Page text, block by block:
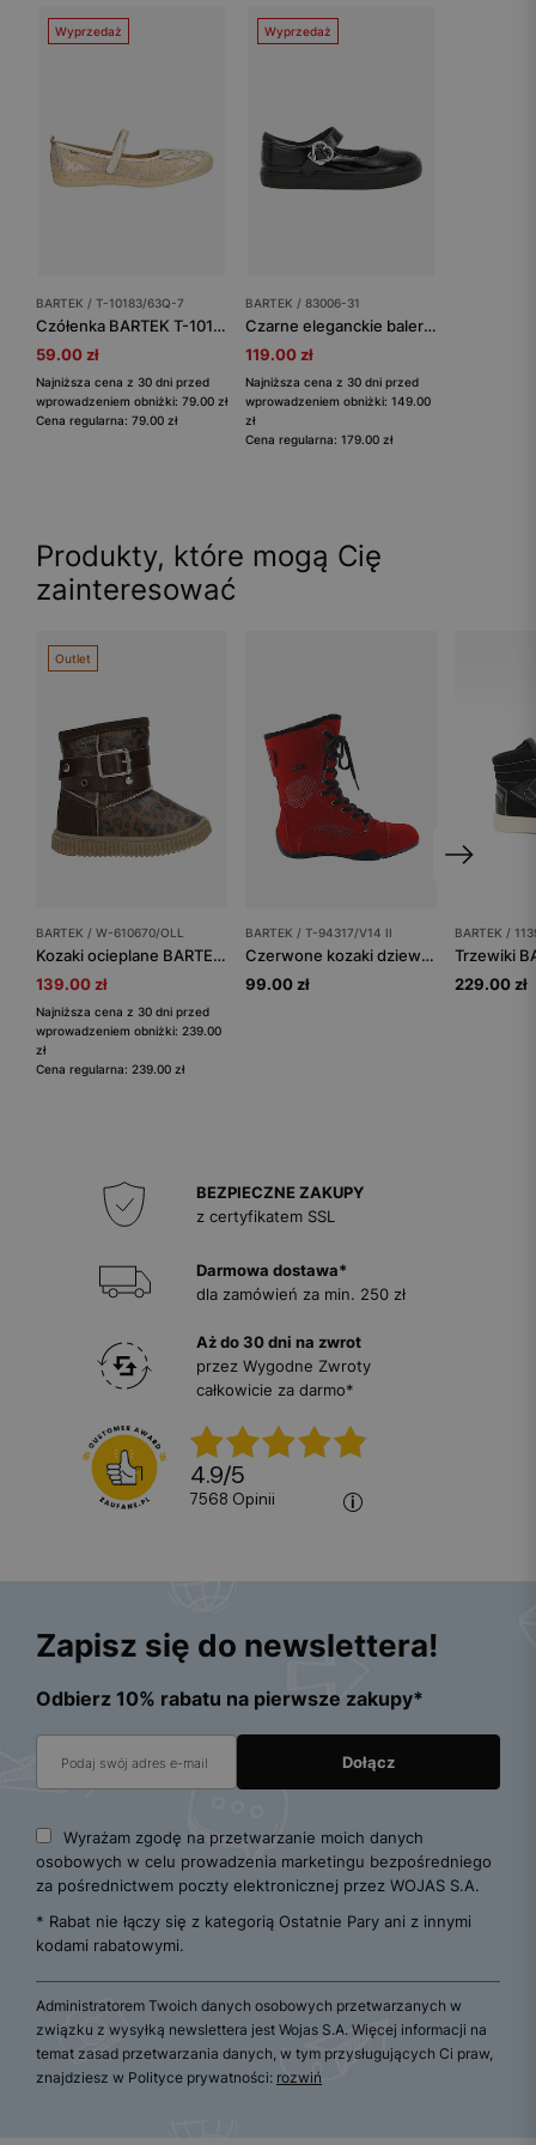
Wyprzedaż
BARTEK / T-10183/63Q-7
Czółenka BARTEK T-10183/63Q-7, dla dziewcząt, złoty
59.00 zł
Najniższa cena z 30 dni przed
wprowadzeniem obniżki: 79.00 zł
Cena regularna: 79.00 zł
Wyprzedaż
BARTEK / 83006-31
Czarne eleganckie baleriny dziewczęce z lakierowanej skóry BARTEK 83006-31
119.00 zł
Najniższa cena z 30 dni przed
wprowadzeniem obniżki: 149.00
zł
Cena regularna: 179.00 zł
Produkty, które mogą Cię
zainteresować
Outlet
BARTEK / W-610670/OLL
Kozaki ocieplane BARTEK W-610670/OLL, dla dziewcząt, brązowy
139.00 zł
Najniższa cena z 30 dni przed
wprowadzeniem obniżki: 239.00
zł
Cena regularna: 239.00 zł
BARTEK / T-94317/V14 II
Czerwone kozaki dziewczęce BARTEK T-94317/V14 II na płaskiej podeszwie
99.00 zł
BARTEK /
229.00 zł
BEZPIECZNE ZAKUPY
z certyfikatem SSL
Darmowa dostawa*
dla zamówień za min. 250 zł
Aż do 30 dni na zwrot
przez Wygodne Zwroty
całkowicie za darmo*
4.9/5
7568 opinii
Zapisz się do newslettera!
Odbierz 10% rabatu na pierwsze zakupy*
Wyrażam zgodę na przetwarzanie moich danych
osobowych w celu prowadzenia marketingu bezpośredniego
za pośrednictwem poczty elektronicznej przez WOJAS S.A.
* Rabat nie łączy się z kategorią Ostatnie Pary ani z innymi
kodami rabatowymi.
Administratorem Twoich danych osobowych przetwarzanych w
związku z wysyłką newslettera jest Wojas S.A. Więcej informacji na
temat zasad przetwarzania danych, w tym przysługujących Ci praw,
znajdziesz w Polityce prywatności: rozwiń